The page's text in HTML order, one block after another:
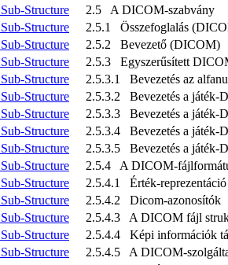
2.5 A DICOM-szabvány
2.5.1 Összefoglalás
2.5.2 Bevezető (DICOM)
2.5.3 Egyszerűsített
2.5.3.1 Bevezetés az
2.5.3.2 Bevezetés a játék-
2.5.3.3 Bevezetés a játék-
2.5.3.4 Bevezetés a játék-
2.5.3.5 Bevezetés a játék-
2.5.4 A DICOM-
2.5.4.1 Érték-reprezentáció
2.5.4.2 Dicom-azonosítók
2.5.4.3 A DICOM fájl
2.5.4.4 Képi információk
2.5.4.5 A DICOM-